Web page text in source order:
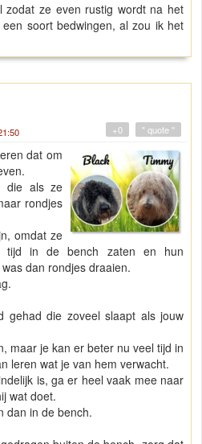
zodat ze even rustig wordt na het
soort bedwingen, al zou ik het
" quote "
+0
dat om
die als ze
rondjes
omdat ze
tijd in de bench zaten en hun
dan rondjes draaien.
gehad die zoveel slaapt als jouw
maar je kan er beter nu veel tijd in
leren wat je van hem verwacht.
is, ga er heel vaak mee naar
wat doet.
dan in de bench.